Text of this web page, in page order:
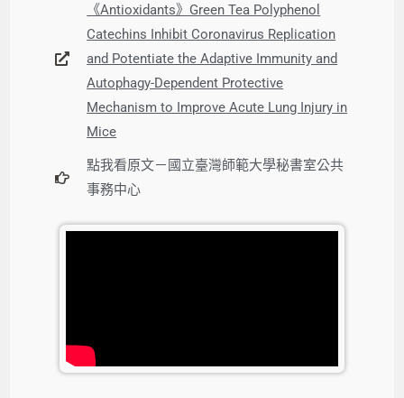
《Antioxidants》Green Tea Polyphenol
Catechins Inhibit Coronavirus Replication
and Potentiate the Adaptive Immunity and
Autophagy-Dependent Protective
Mechanism to Improve Acute Lung Injury in
Mice
點我看原文－國立臺灣師範大學秘書室公共
事務中心